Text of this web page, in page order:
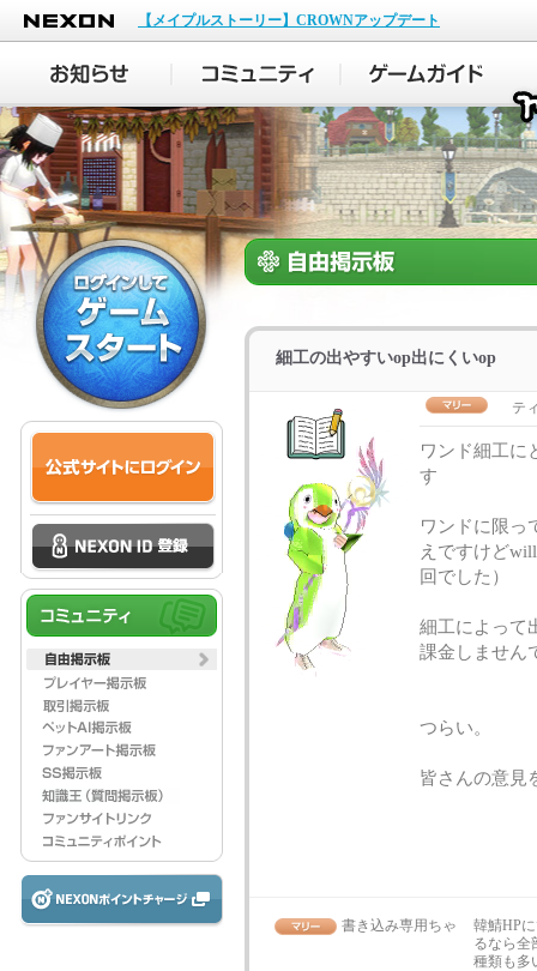
NEXON
【メイプルストーリー】CROWNアップデート
細工の出やすいop出にくいop
テ
ワンド細工に
す
ワンドに限っ
えですけど
回でした）
細工によって
課金しません
つらい。
皆さんの意見
書き込み専用ちゃ
韓鯖HP
るなら
種類も多